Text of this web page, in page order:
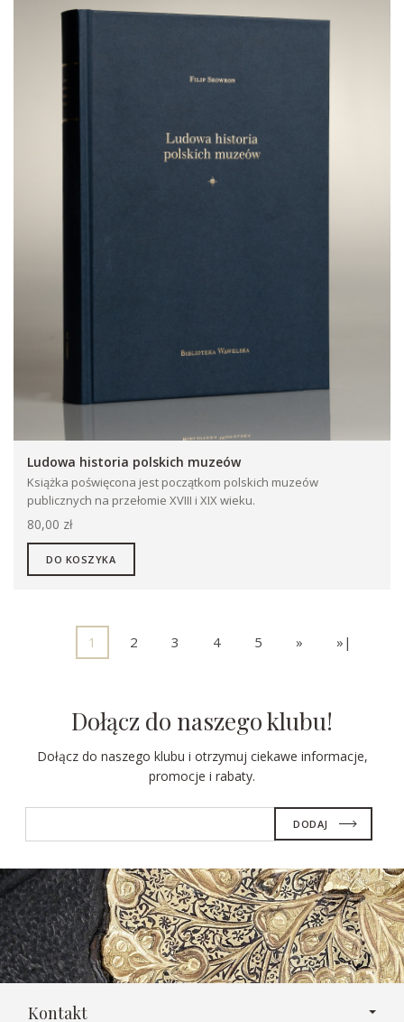
Ludowa historia polskich muzeów
Książka poświęcona jest początkom polskich muzeów
publicznych na przełomie XVIII i XIX wieku.
80,00 zł
DO KOSZYKA
1 2 3 4 5 » »|
Dołącz do naszego klubu!
Dołącz do naszego klubu i otrzymuj ciekawe informacje,
promocje i rabaty.
Kontakt